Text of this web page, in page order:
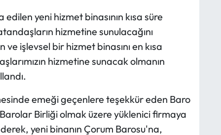
yeni hizmet binasının kısa süre
hizmetine sunulacağını
işlevsel bir hizmet binasını en kısa
hizmetine sunacak olmanın
emeği geçenlere teşekkür eden Baro
Birliği olmak üzere yüklenici firmaya
yeni binanın Çorum Barosu'na,